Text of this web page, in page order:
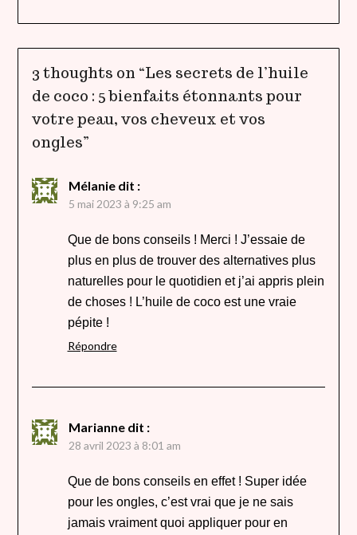
3 thoughts on “Les secrets de l’huile
de coco : 5 bienfaits étonnants pour
votre peau, vos cheveux et vos
ongles”
Mélanie dit :
5 mai 2023 à 9:25 am
Que de bons conseils ! Merci ! J’essaie de
plus en plus de trouver des alternatives plus
naturelles pour le quotidien et j’ai appris plein
de choses ! L’huile de coco est une vraie
pépite !
Répondre
Marianne dit :
28 avril 2023 à 8:01 am
Que de bons conseils en effet ! Super idée
pour les ongles, c’est vrai que je ne sais
jamais vraiment quoi appliquer pour en